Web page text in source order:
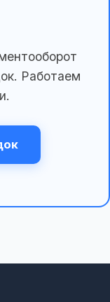
Работаем